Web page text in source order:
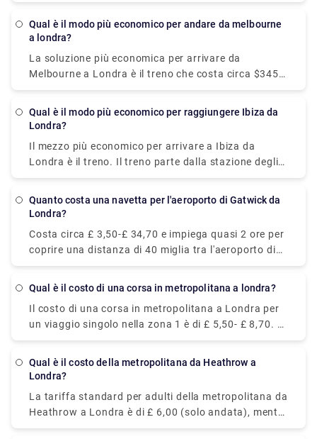
degli autobus Tiburtina, Roma. Anche se prendere
a un frenetico viaggio in autobus.
Qual è il modo più economico per andare da melbourne
a londra?
La soluzione più economica per arrivare da
Melbourne a Londra è il treno che costa circa $345-
$903. In alternativa, se desideri ottenere la migliore
ottenere da Melbourne a Londra con un prezzo di
Qual è il modo più economico per raggiungere Ibiza da
Londra?
Il mezzo più economico per arrivare a Ibiza da
Londra è il treno. Il treno parte dalla stazione degli
autobus di Victoria, Londra, e arriva a Barcellona.
il traghetto serale in partenza per Ibiza al costo a
Quanto costa una navetta per l'aeroporto di Gatwick da
Londra?
Costa circa £ 3,50-£ 34,70 e impiega quasi 2 ore per
coprire una distanza di 40 miglia tra l'aeroporto di
Londra Gatwick e Londra. Tuttavia, puoi anche
online per ottenere un viaggio rilassato. Prenota dal
nostro sito web (Rydeu) per ottenere la migliore
offerta a bordo.
Qual è il costo di una corsa in metropolitana a londra?
Il costo di una corsa in metropolitana a Londra per
un viaggio singolo nella zona 1 è di £ 5,50- £ 8,70. Al
contrario, la stessa tariffa della corsa in
costerà £ 2,40. Scegli quello che ritieni sia l'offerta
Qual è il costo della metropolitana da Heathrow a
Londra?
La tariffa standard per adulti della metropolitana da
Heathrow a Londra è di £ 6,00 (solo andata), mentre
la stessa costa £ 3,30- £ 5,30 con una carta Oyster